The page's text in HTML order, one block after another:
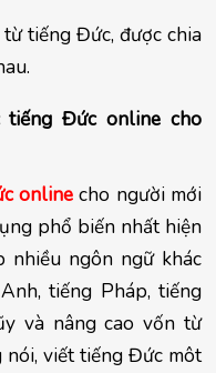
tiếng Đức, được chia
tiếng Đức online cho
online cho người mới
phổ biến nhất hiện
nhiều ngôn ngữ khác
tiếng Pháp, tiếng
và nâng cao vốn từ
nói, viết tiếng Đức môt